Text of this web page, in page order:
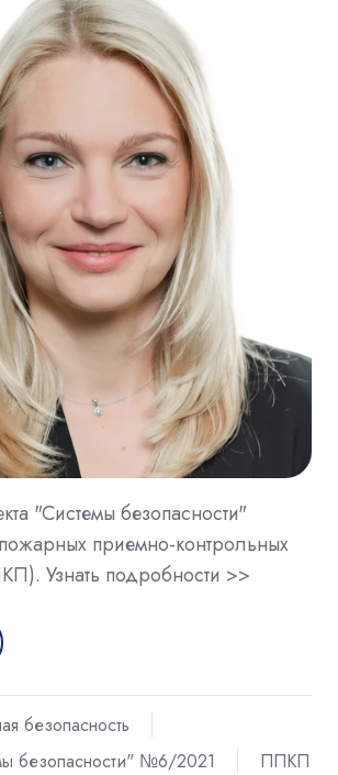
"Системы безопасности"
пожарных приемно-контрольных
Узнать подробности >>
безопасность
безопасности" №6/2021
ППКП